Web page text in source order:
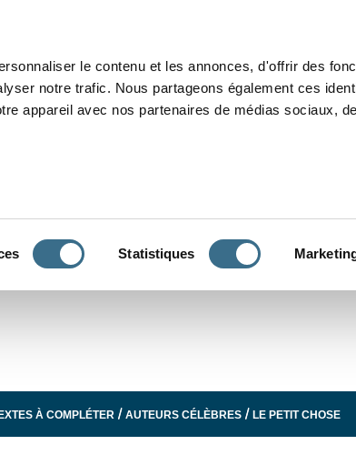
le contenu et les annonces, d'offrir des
notre trafic. Nous partageons également ces
appareil avec nos partenaires de médias sociaux,
Statistiques
À COMPLÉTER /AUTEURS CÉLÈBRES /LE PETIT CHOSE